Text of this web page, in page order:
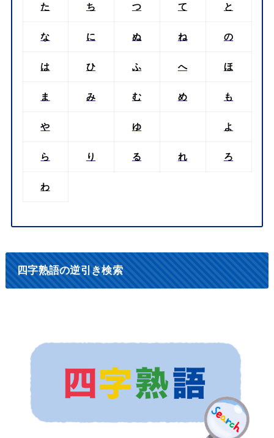
た ち つ て と
な に ぬ ね の
は ひ ふ へ ほ
ま み む め も
や ゆ よ
ら り る れ ろ
わ
四字熟語の逆引き検索